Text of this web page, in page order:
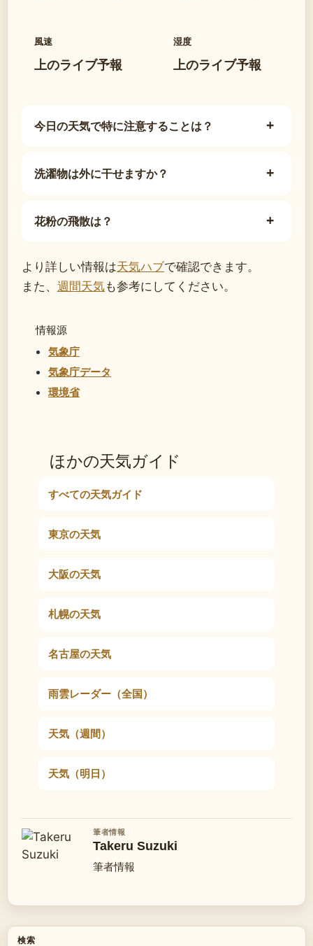
風速
上のライブ予報
湿度
上のライブ予報
今日の天気で特に注意することは？
洗濯物は外に干せますか？
花粉の飛散は？
より詳しい情報は天気ハブで確認できます。
また、 週間天気も参考にしてください。
情報源
気象庁
気象庁データ
環境省
ほかの天気ガイド
すべての天気ガイド
東京の天気
大阪の天気
札幌の天気
名古屋の天気
雨雲レーダー（全国）
天気（週間）
天気（明日）
筆者情報
Takeru Suzuki
筆者情報
検索